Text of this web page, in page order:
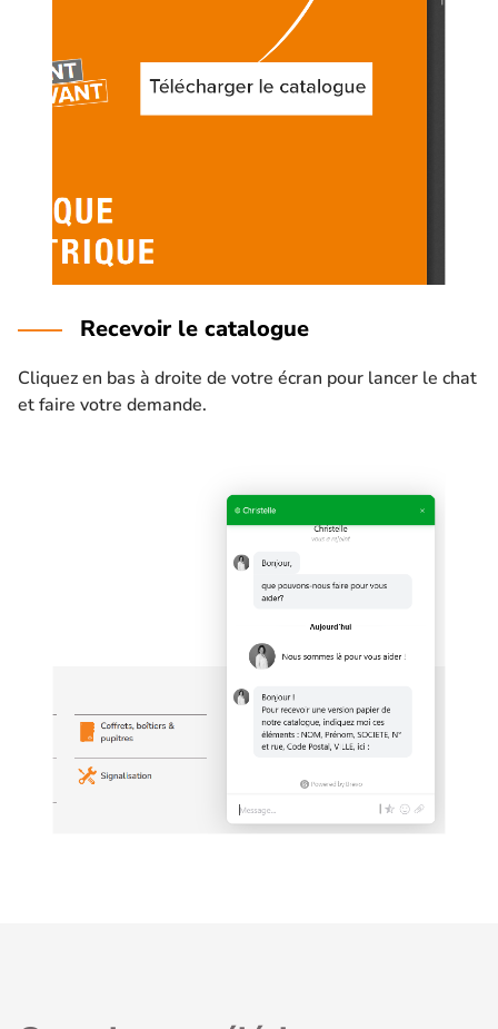
Recevoir le catalogue
Cliquez en bas à droite de votre écran pour lancer le chat
et faire votre demande.